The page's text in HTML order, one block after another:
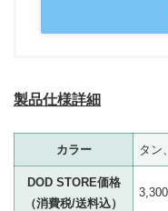
製品仕様詳細
カラー タン
DOD STORE価格
（消費税/送料込）